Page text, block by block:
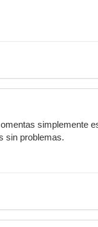
simplemente
sin problemas.